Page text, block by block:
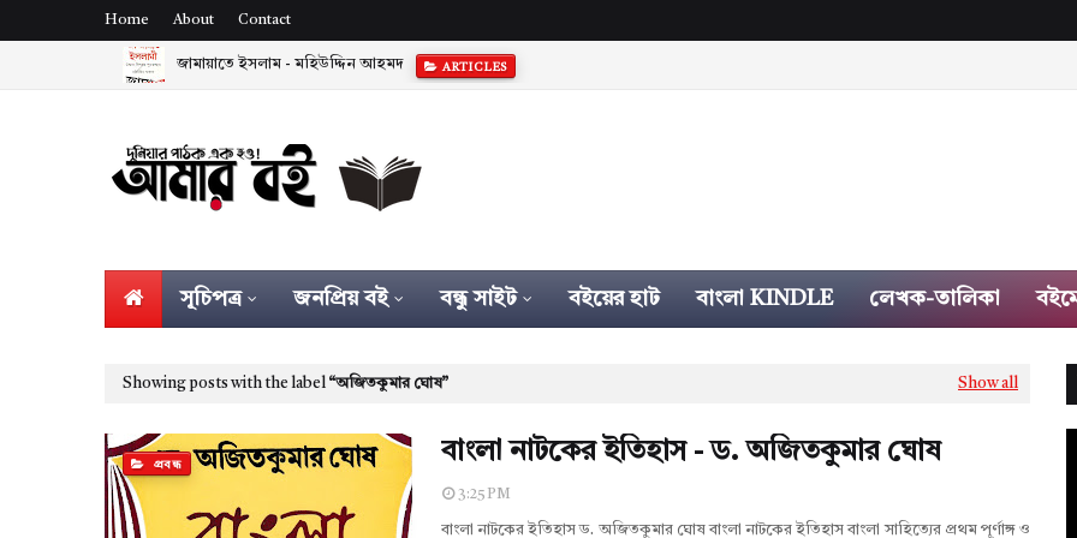
Home About Contact
জামায়াতে ইসলাম - মহিউদ্দিন আহমদ ARTICLES
সূচিপত্র জনপ্রিয় বই বন্ধু সাইট বইয়ের হাট বাংলা KINDLE লেখক-তালিকা
Showing posts with the label অজিতকুমার ঘোষ Show all
প্রবন্ধ বাংলা নাটকের ইতিহাস - ড. অজিতকুমার ঘোষ
3:25 PM
বাংলা নাটকের ইতিহাস ড. অজিতকুমার ঘোষ বাংলা নাটকের ইতিহাস বাংলা সাহিত্যের প্রথম পূর্ণাঙ্গ ও